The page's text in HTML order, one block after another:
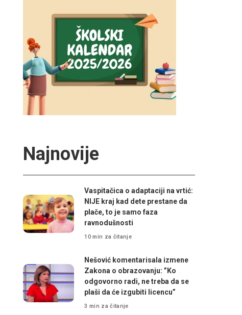
Najnovije
Vaspitačica o adaptaciji na vrtić:
NIJE kraj kad dete prestane da
plače, to je samo faza
ravnodušnosti
10 min za čitanje
Nešović komentarisala izmene
Zakona o obrazovanju: ”Ko
odgovorno radi, ne treba da se
plaši da će izgubiti licencu”
3 min za čitanje